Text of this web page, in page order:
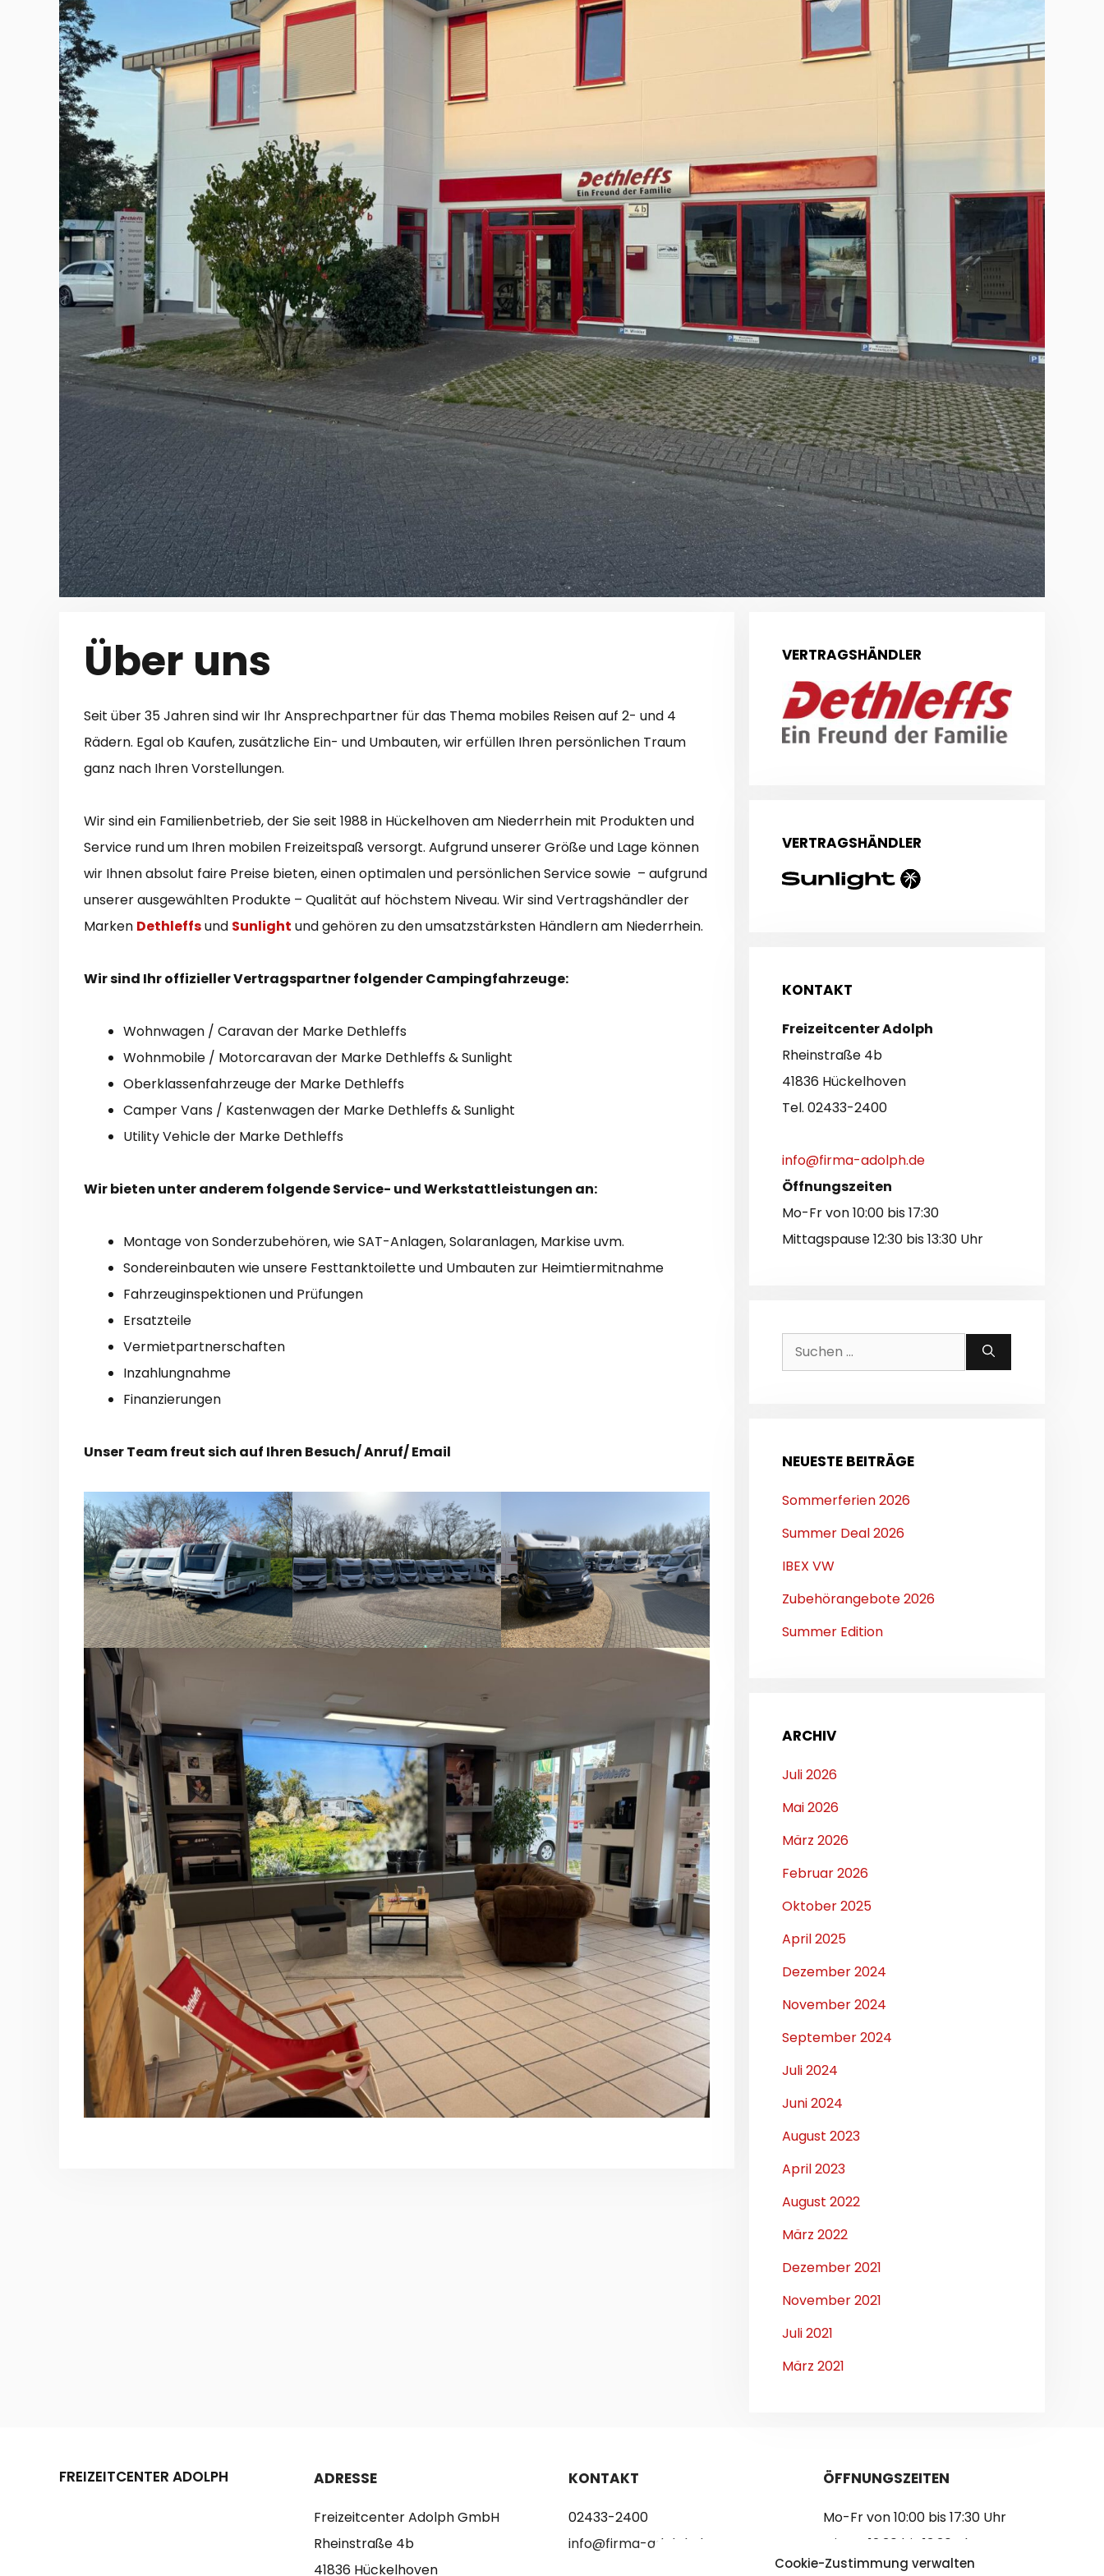
Cookie-Zustimmung verwalten
Über uns
Seit über 35 Jahren sind wir Ihr Ansprechpartner für das Thema mobiles Reisen auf 2- und 4
Rädern. Egal ob Kaufen, zusätzliche Ein- und Umbauten, wir erfüllen Ihren persönlichen Traum
ganz nach Ihren Vorstellungen.
Wir sind ein Familienbetrieb, der Sie seit 1988 in Hückelhoven am Niederrhein mit Produkten und
Service rund um Ihren mobilen Freizeitspaß versorgt. Aufgrund unserer Größe und Lage können
wir Ihnen absolut faire Preise bieten, einen optimalen und persönlichen Service sowie – aufgrund
unserer ausgewählten Produkte – Qualität auf höchstem Niveau. Wir sind Vertragshändler der
Marken Dethleffsund Sunlight und gehören zu den umsatzstärksten Händlern am Niederrhein.
Wir sind Ihr offizieller Vertragspartner folgender Campingfahrzeuge:
Wohnwagen / Caravan der Marke Dethleffs
Wohnmobile / Motorcaravan der Marke Dethleffs & Sunlight
Oberklassenfahrzeuge der Marke Dethleffs
Camper Vans / Kastenwagen der Marke Dethleffs & Sunlight
Utility Vehicle der Marke Dethleffs
Wir bieten unter anderem folgende Service- und Werkstattleistungen an:
Montage von Sonderzubehören, wie SAT-Anlagen, Solaranlagen, Markise uvm.
Sondereinbauten wie unsere Festtanktoilette und Umbauten zur Heimtiermitnahme
Fahrzeuginspektionen und Prüfungen
Ersatzteile
Vermietpartnerschaften
Inzahlungnahme
Finanzierungen
Unser Team freut sich auf Ihren Besuch/ Anruf/ Email
VERTRAGSHÄNDLER
VERTRAGSHÄNDLER
KONTAKT
Freizeitcenter Adolph
Rheinstraße 4b
41836 Hückelhoven
Tel. 02433-2400
info@firma-adolph.de
Öffnungszeiten
Mo-Fr von 10:00 bis 17:30
Mittagspause 12:30 bis 13:30 Uhr
Suchen
nach:
NEUESTE BEITRÄGE
Sommerferien 2026
Summer Deal 2026
IBEX VW
Zubehörangebote 2026
Summer Edition
ARCHIV
Juli 2026
Mai 2026
März 2026
Februar 2026
Oktober 2025
April 2025
Dezember 2024
November 2024
September 2024
Juli 2024
Juni 2024
August 2023
April 2023
August 2022
März 2022
Dezember 2021
November 2021
Juli 2021
März 2021
FREIZEITCENTER ADOLPH ADRESSE
Freizeitcenter Adolph GmbH
Rheinstraße 4b
41836 Hückelhoven
KONTAKT
02433-2400
info@firma-adolph.de
ÖFFNUNGSZEITEN
Mo-Fr von 10:00 bis 17:30 Uhr
Mittag 12:30 bis 13:30 Uhr